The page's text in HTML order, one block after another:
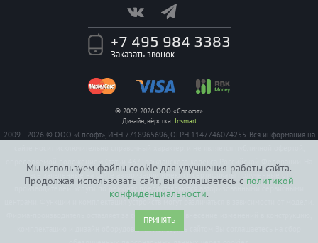
Мы используем файлы cookie для улучшения работы сайта.
Продолжая использовать сайт, вы соглашаетесь с политикой
конфиденциальности.
ПРИНЯТЬ
+7 495 984 3383
Заказать звонок
© 2009-2026 ООО «Спсофт»
Дизайн, вёрстка: Insmart
2009—2026 © ООО «Спсофт», ИНН 7718965696, ОГРН 1147746074255. Вся информация на
определяемой положением Статьи 437 Гражданского кодекса Российской Федерации. На
все заявленные на сайте авторизации имеются сертификаты полученные от
производителей. Услуги по ремонту предоставляются авторизованными сервисными
центрами. Функции и комплектация устройств могут различаться в зависимости от модели.
Фирма-производитель оставляет за собой право на внесение изменений в конструкцию,
комплектацию и дизайн оборудования. Пользуясь сайтом Вы соглашаетесь на сбор